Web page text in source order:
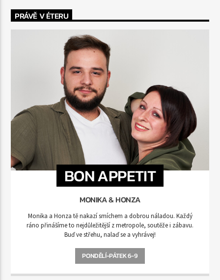
PRÁVĚ V ÉTERU
BON APPETIT
MONIKA & HONZA
Monika a Honza tě nakazí smíchem a dobrou náladou. Každý
ráno přinášíme to nejdůležitější z metropole, soutěže i zábavu.
Buď ve střehu, nalaď se a vyhrávej!
PONDĚLÍ-PÁTEK 6-9